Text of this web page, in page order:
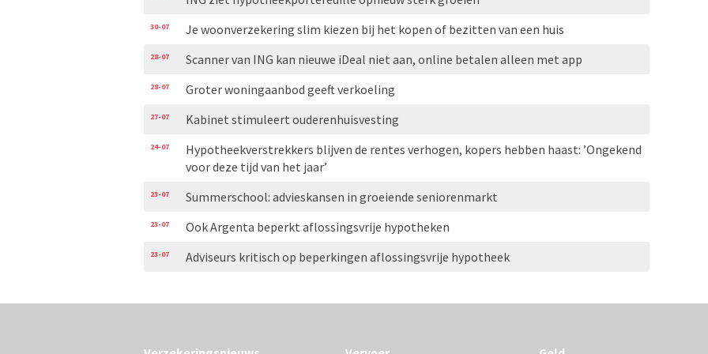
30-07 Je woonverzekering slim kiezen bij het kopen of bezitten van een huis
28-07 Scanner van ING kan nieuwe iDeal niet aan, online betalen alleen met app
28-07 Groter woningaanbod geeft verkoeling
27-07 Kabinet stimuleert ouderenhuisvesting
24-07
Hypotheekverstrekkers blijven de rentes verhogen, kopers hebben haast: ’Ongekend
voor deze tijd van het jaar’
23-07 Summerschool: advieskansen in groeiende seniorenmarkt
23-07 Ook Argenta beperkt aflossingsvrije hypotheken
23-07 Adviseurs kritisch op beperkingen aflossingsvrije hypotheek